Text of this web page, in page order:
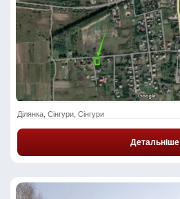
Ділянка, Сінгури, Сінгури
Детальніше